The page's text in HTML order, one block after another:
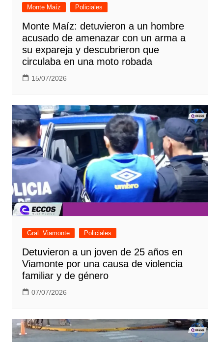
Monte Maíz Policiales
Monte Maíz: detuvieron a un hombre
acusado de amenazar con un arma a
su expareja y descubrieron que
circulaba en una moto robada
15/07/2026
Gral. Viamonte Policiales
Detuvieron a un joven de 25 años en
Viamonte por una causa de violencia
familiar y de género
07/07/2026